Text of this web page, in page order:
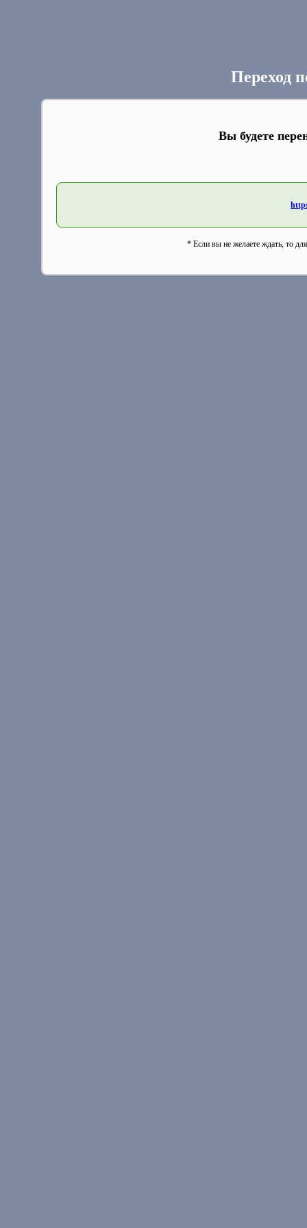
Переход
Вы будете
* Если вы не желаете ждать, то